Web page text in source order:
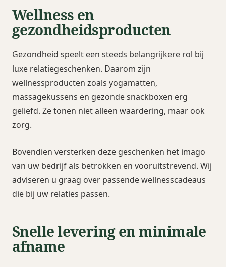
Wellness en
gezondheidsproducten
Gezondheid speelt een steeds belangrijkere rol bij
luxe relatiegeschenken. Daarom zijn
wellnessproducten zoals yogamatten,
massagekussens en gezonde snackboxen erg
geliefd. Ze tonen niet alleen waardering, maar ook
zorg.
Bovendien versterken deze geschenken het imago
van uw bedrijf als betrokken en vooruitstrevend. Wij
adviseren u graag over passende wellnesscadeaus
die bij uw relaties passen.
Snelle levering en minimale
afname